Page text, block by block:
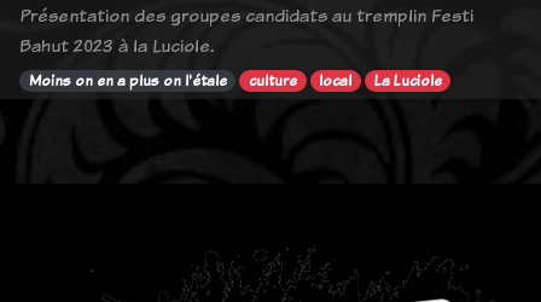
Présentation des groupes candidats au tremplin Festi
Bahut 2023 à la Luciole.
Moins on en a plus on l'étale culture local La Luciole